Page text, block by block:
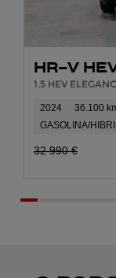
HR-V
1.5 HEV
2024
36.100
GASOLINA/
32 990 €